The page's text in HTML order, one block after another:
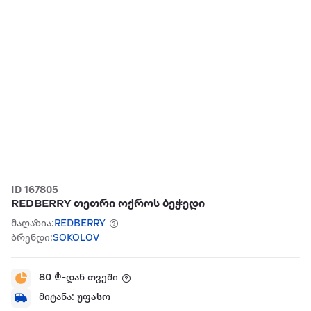
ID 167805
REDBERRY თეთრი ოქროს ბეჭედი
მაღაზია: REDBERRY
ბრენდი:SOKOLOV
80 ₾-დან თვეში
მიტანა: უფასო